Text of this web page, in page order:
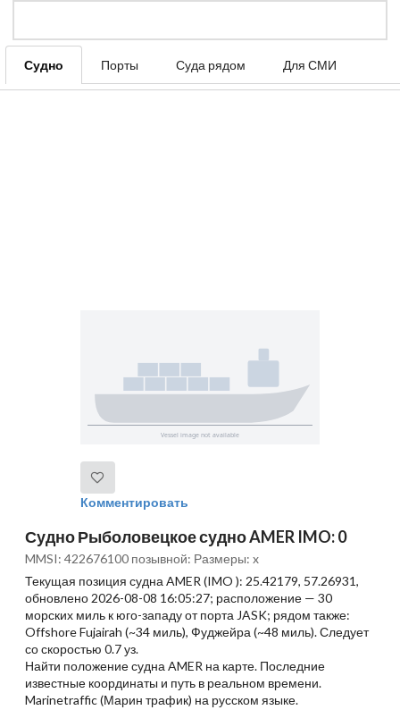
Судно Порты Суда рядом Для СМИ
Комментировать
Судно Рыболовецкое судно AMER IMO: 0
MMSI: 422676100 позывной: Размеры: x
Текущая позиция судна AMER (IMO ): 25.42179, 57.26931,
обновлено 2026-08-08 16:05:27; расположение — 30
морских миль к юго-западу от порта JASK; рядом также:
Offshore Fujairah (~34 миль), Фуджейра (~48 миль). Следует
со скоростью 0.7 уз.
Найти положение судна AMER на карте. Последние
известные координаты и путь в реальном времени.
Marinetraffic (Марин трафик) на русском языке.